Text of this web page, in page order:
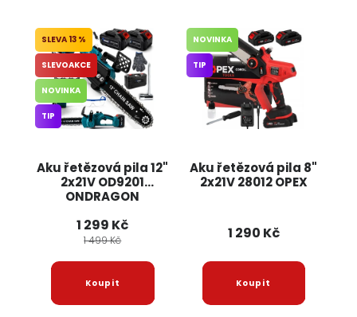
Aku řetězová pila 12"
2x21V OD9201
ONDRAGON
13 %
SLEVOAKCE
NOVINKA
TIP
1 299 Kč
1 499 Kč
Aku řetězová pila 8"
2x21V 28012 OPEX
NOVINKA
TIP
1 290 Kč